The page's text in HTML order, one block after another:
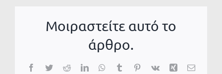
Μοιραστείτε αυτό το
άρθρο.
Facebook
TwitterRedditLinkedInWhatsApp
TumblrPinterest
Vk Xing Email